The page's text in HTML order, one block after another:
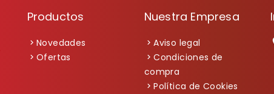
Productos
Novedades
Ofertas
Nuestra Empresa
Aviso legal
Condiciones de
compra
Política de Cookies